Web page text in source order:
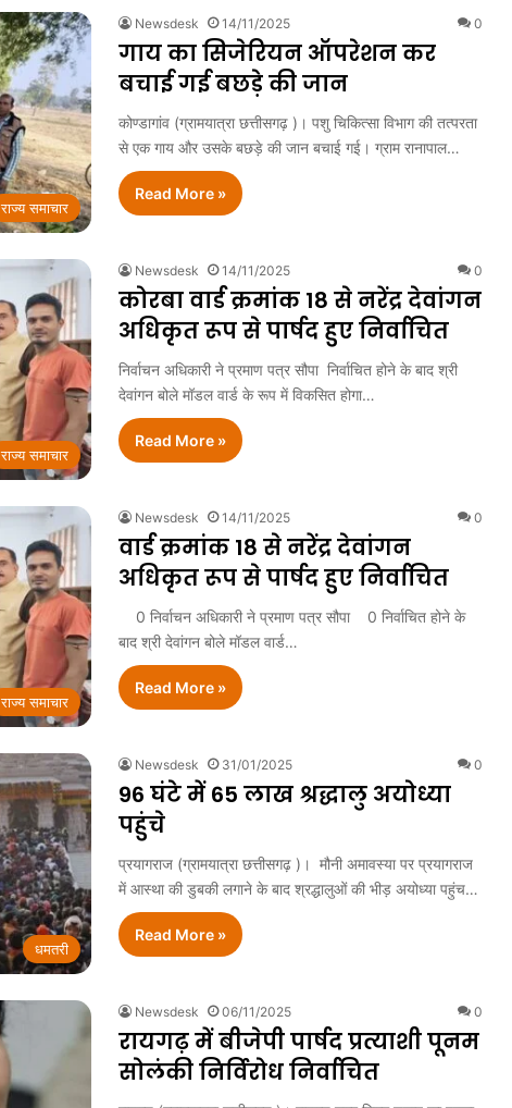
राज्य समाचार
Newsdesk 14/11/2025 0
गाय का सिजेरियन ऑपरेशन कर
बचाई गई बछड़े की जान
कोण्डागांव (ग्रामयात्रा छत्तीसगढ़ )। पशु चिकित्सा विभाग की तत्परता
से एक गाय और उसके बछड़े की जान बचाई गई। ग्राम रानापाल…
Read More »
राज्य समाचार
Newsdesk 14/11/2025 0
कोरबा वार्ड क्रमांक 18 से नरेंद्र देवांगन
अधिकृत रूप से पार्षद हुए निर्वाचित
निर्वाचन अधिकारी ने प्रमाण पत्र सौपा निर्वाचित होने के बाद श्री
देवांगन बोले मॉडल वार्ड के रूप में विकसित होगा…
Read More »
राज्य समाचार
Newsdesk 14/11/2025 0
वार्ड क्रमांक 18 से नरेंद्र देवांगन
अधिकृत रूप से पार्षद हुए निर्वाचित
0 निर्वाचन अधिकारी ने प्रमाण पत्र सौपा 0 निर्वाचित होने के
बाद श्री देवांगन बोले मॉडल वार्ड…
Read More »
धमतरी
Newsdesk 31/01/2025 0
96 घंटे में 65 लाख श्रद्धालु अयोध्या
पहुंचे
प्रयागराज (ग्रामयात्रा छत्तीसगढ़ )। मौनी अमावस्या पर प्रयागराज
में आस्था की डुबकी लगाने के बाद श्रद्धालुओं की भीड़ अयोध्या पहुंच…
Read More »
Newsdesk 06/11/2025 0
रायगढ़ में बीजेपी पार्षद प्रत्याशी पूनम
सोलंकी निर्विरोध निर्वाचित